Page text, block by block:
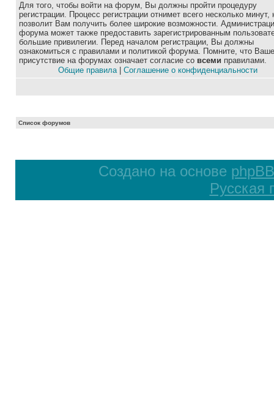
Для того, чтобы войти на форум, Вы должны пройти процедуру
регистрации. Процесс регистрации отнимет всего несколько минут,
позволит Вам получить более широкие возможности.
форума может также предоставить зарегистрированным
большие привилегии. Перед началом регистрации, Вы должны
ознакомиться с правилами и политикой форума. Помните, что Ваше
присутствие на форумах означает согласие со всеми правилами.
Общие правила| Соглашение о конфиденциальности
Список форумов
Создано на основе phpBB
Русская